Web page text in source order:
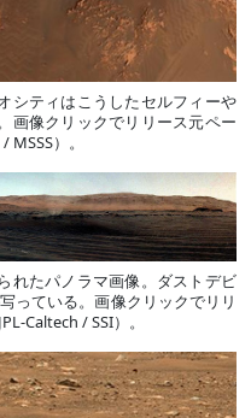
シティはこうしたセルフィーや
画像クリックでリリース元ペー
）。
れたパノラマ画像。ダストデビ
っている。画像クリックでリリ
Caltech / SSI）。